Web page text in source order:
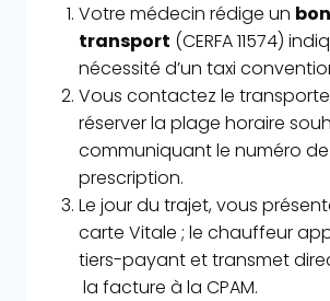
Votre médecin rédige un
transport (CERFA 11574)
nécessité d’un taxi
Vous contactez le
réserver la plage horaire
communiquant le numéro de
prescription.
Le jour du trajet, vous
carte Vitale ; le chauffeur
tiers-payant et transmet
la facture à la CPAM.